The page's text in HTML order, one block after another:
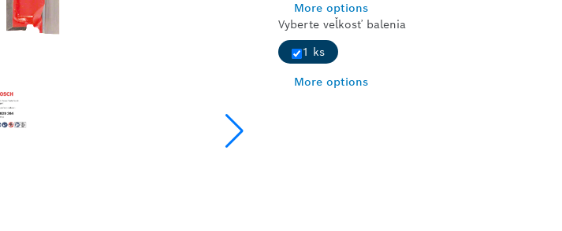
More options
Vyberte veľkosť balenia
1 ks
More options